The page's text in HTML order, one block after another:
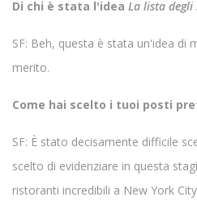
Di chi è stata l'idea La lista degli
SF: Beh, questa è stata un'idea di
merito.
Come hai scelto i tuoi posti
SF: È stato decisamente difficile
scelto di evidenziare in questa
ristoranti incredibili a New York